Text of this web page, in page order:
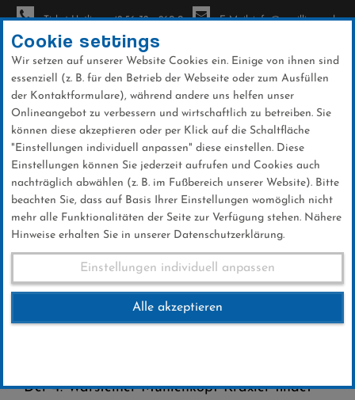
Direkt
zum
Inhalt
Ticket-Hotline: +49 56 32 - 960-0 E-Mail: info@sc-willingen.de
4. Warsteiner Mühlenkopf Kraxler
4. Warsteiner Mühlenkopf
Kraxler
Der 4. Warsteiner Mühlenkopf Kraxler findet
Cookie settings
Wir setzen auf unserer Website Cookies ein. Einige von ihnen sind
essenziell (z. B. für den Betrieb der Webseite oder zum Ausfüllen
der Kontaktformulare), während andere uns helfen unser
Onlineangebot zu verbessern und wirtschaftlich zu betreiben. Sie
können diese akzeptieren oder per Klick auf die Schaltfläche
"Einstellungen individuell anpassen" diese einstellen. Diese
Einstellungen können Sie jederzeit aufrufen und Cookies auch
nachträglich abwählen (z. B. im Fußbereich unserer Website). Bitte
beachten Sie, dass auf Basis Ihrer Einstellungen womöglich nicht
mehr alle Funktionalitäten der Seite zur Verfügung stehen. Nähere
Hinweise erhalten Sie in unserer Datenschutzerklärung.
Einstellungen individuell anpassen
Alle akzeptieren